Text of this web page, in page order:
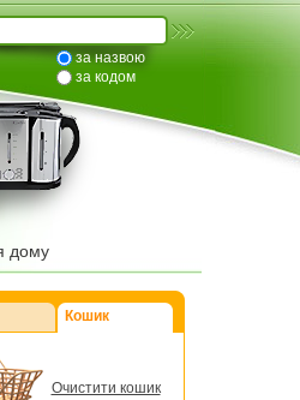
дому
за назвою
за кодом
Кошик
Очистити кошик